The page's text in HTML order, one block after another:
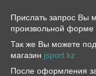
Прислать запрос Вы
произвольной форме
Так же Вы можете
магазин jsport.kz
После оформления